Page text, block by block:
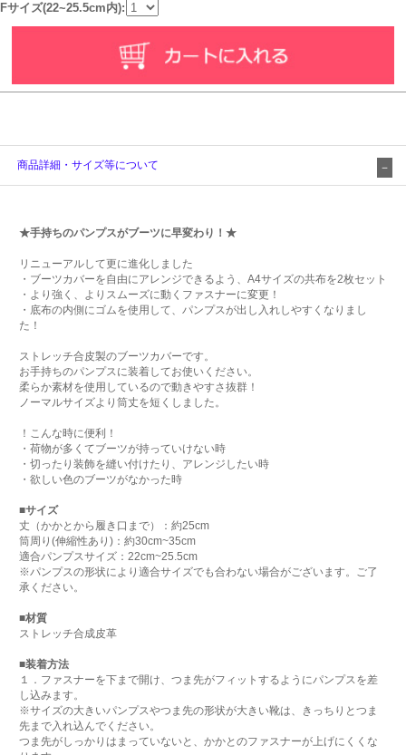
Fサイズ(22~25.5cm内):
商品詳細・サイズ等について
★手持ちのパンプスがブーツに早変わり！★
リニューアルして更に進化しました
・ブーツカバーを自由にアレンジできるよう、A4サイズの共布を2枚セット
・より強く、よりスムーズに動くファスナーに変更！
・底布の内側にゴムを使用して、パンプスが出し入れしやすくなりまし
た！
ストレッチ合皮製のブーツカバーです。
お手持ちのパンプスに装着してお使いください。
柔らか素材を使用しているので動きやすさ抜群！
ノーマルサイズより筒丈を短くしました。
！こんな時に便利！
・荷物が多くてブーツが持っていけない時
・切ったり装飾を縫い付けたり、アレンジしたい時
・欲しい色のブーツがなかった時
■サイズ
丈（かかとから履き口まで）：約25cm
筒周り(伸縮性あり)：約30cm~35cm
適合パンプスサイズ：22cm~25.5cm
※パンプスの形状により適合サイズでも合わない場合がございます。ご了
承ください。
■材質
ストレッチ合成皮革
■装着方法
１．ファスナーを下まで開け、つま先がフィットするようにパンプスを差
し込みます。
※サイズの大きいパンプスやつま先の形状が大きい靴は、きっちりとつま
先まで入れ込んでください。
つま先がしっかりはまっていないと、かかとのファスナーが上げにくくな